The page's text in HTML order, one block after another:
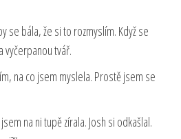
se bála, že si to rozmyslím. Když se
vyčerpanou tvář.
na co jsem myslela. Prostě jsem se
na ni tupě zírala. Josh si odkašlal.